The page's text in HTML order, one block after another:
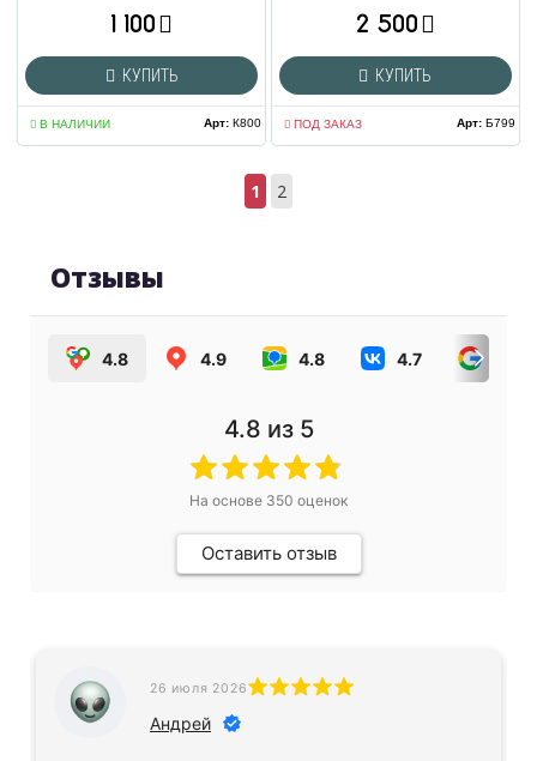
1 100
КУПИТЬ
В НАЛИЧИИ Арт:К800
2 500
КУПИТЬ
ПОД ЗАКАЗ Арт:Б799
1 2
Отзывы
4.8 4.9 4.8 4.7
4.8 из 5
На основе 350 оценок
Оставить отзыв
26 июля 2026
Андрей